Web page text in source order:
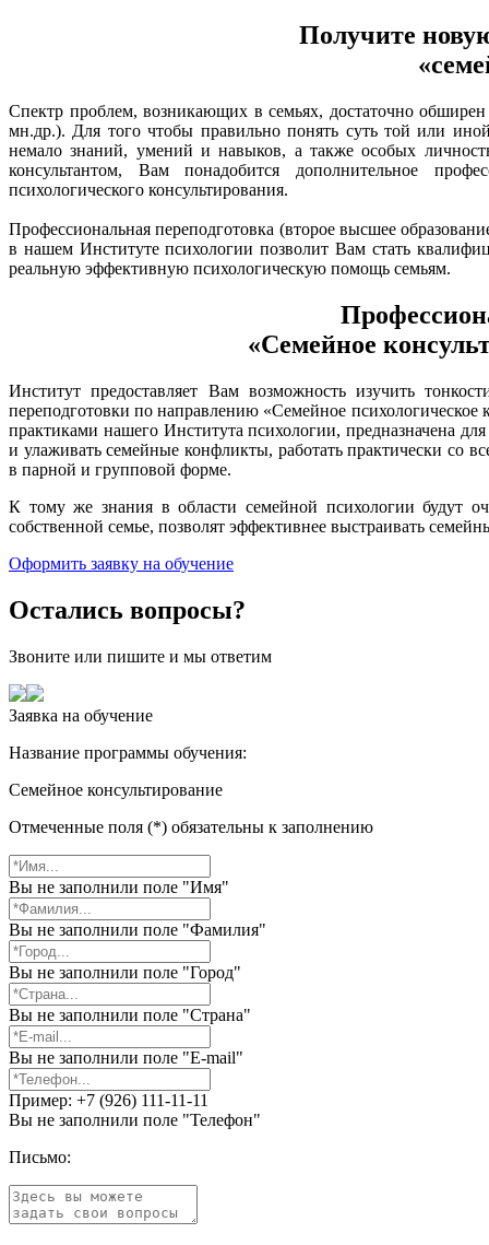
Получите
Спектр проблем, возникающих в семьях, достаточно
мн.др.). Для того чтобы правильно понять суть той или
немало знаний, умений и навыков, а также особых
консультантом, Вам понадобится дополнительное
психологического консультирования.
Профессиональная переподготовка (второе высшее
в нашем Институте психологии позволит Вам стать
реальную эффективную психологическую помощь семьям.
«Семейное
Институт предоставляет Вам возможность изучить
переподготовки по направлению «Семейное
практиками нашего Института психологии, предназначена
и улаживать семейные конфликты, работать практически со
в парной и групповой форме.
К тому же знания в области семейной психологии будут
собственной семье, позволят эффективнее выстраивать
Оформить заявку на обучение
Остались вопросы?
Звоните или пишите и мы ответим
Заявка на обучение
Название программы обучения:
Семейное консультирование
Отмеченные поля (*) обязательны к заполнению
Вы не заполнили поле "Имя"
Вы не заполнили поле "Фамилия"
Вы не заполнили поле "Город"
Вы не заполнили поле "Страна"
Вы не заполнили поле "E-mail"
Пример: +7 (926) 111-11-11
Вы не заполнили поле "Телефон"
Письмо: